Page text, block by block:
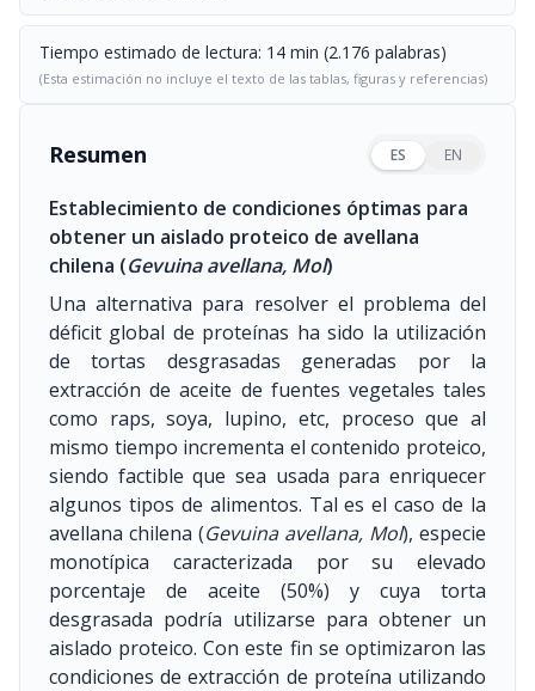
Tiempo estimado de lectura: 14 min (2.176 palabras)
(Esta estimación no incluye el texto de las tablas, figuras y referencias)
Resumen ES EN
Establecimiento de condiciones óptimas para
obtener un aislado proteico de avellana
chilena (Gevuina avellana, Mol)
Una alternativa para resolver el problema del
déficit global de proteínas ha sido la utilización
de tortas desgrasadas generadas por la
extracción de aceite de fuentes vegetales tales
como raps, soya, lupino, etc, proceso que al
mismo tiempo incrementa el contenido proteico,
siendo factible que sea usada para enriquecer
algunos tipos de alimentos. Tal es el caso de la
avellana chilena (Gevuina avellana, Mol), especie
monotípica caracterizada por su elevado
porcentaje de aceite (50%) y cuya torta
desgrasada podría utilizarse para obtener un
aislado proteico. Con este fin se optimizaron las
condiciones de extracción de proteína utilizando